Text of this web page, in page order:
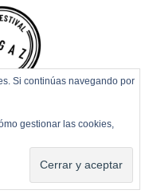
Si continúas navegando por
gestionar las cookies,